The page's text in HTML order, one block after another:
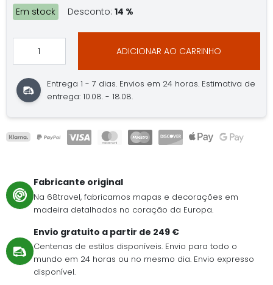
Em stock Desconto: 14 %
ADICIONAR AO CARRINHO
Entrega 1 - 7 dias. Envios em 24 horas. Estimativa de
entrega: 10.08. - 18.08.
Fabricante original
Na 68travel, fabricamos mapas e decorações em
madeira detalhados no coração da Europa.
Envio gratuito a partir de 249 €
Centenas de estilos disponíveis. Envio para todo o
mundo em 24 horas ou no mesmo dia. Envio expresso
disponível.